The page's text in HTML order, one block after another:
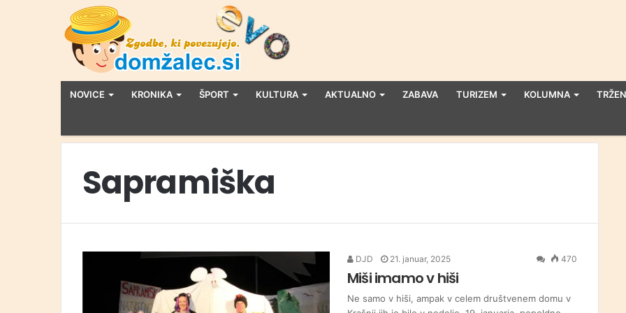
NOVICE KRONIKA ŠPORT KULTURA AKTUALNO ZABAVA TURIZEM KOLUMNA
Sapramiška
DJD 21. januar, 2025 470
Miši imamo v hiši
Ne samo v hiši, ampak v celem društvenem domu v